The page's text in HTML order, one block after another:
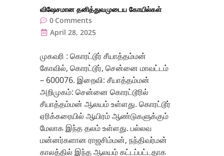
விஷேசமான தனித்துவமுடைய கோயில்கள்
0 Comments
April 28, 2025
முகவரி : கொரட்டூர் சீயாத்தம்மன்
கோவில், கொரட்டூர், சென்னை மாவட்டம்
– 600076. இறைவி: சீயாத்தம்மன்
அறிமுகம்: சென்னை கொரட்டூரில்
சீயாத்தம்மன் ஆலயம் உள்ளது. கொரட்டூர்
ஏரிக்கரையில் ஆயிரம் ஆண்டுகளுக்கும்
மேலாக இந்த தலம் உள்ளது. பல்லவ
மன்னர்களான ராஜசிம்மன், நந்திவர்மன்
காலத்தில் இந்த ஆலயம் கட்டப்பட்டதாக